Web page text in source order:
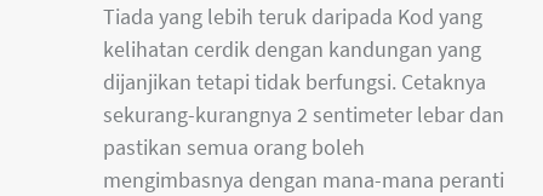
Tiada yang lebih teruk daripada Kod yang
kelihatan cerdik dengan kandungan yang
dijanjikan tetapi tidak berfungsi. Cetaknya
sekurang-kurangnya 2 sentimeter lebar dan
pastikan semua orang boleh
mengimbasnya dengan mana-mana peranti